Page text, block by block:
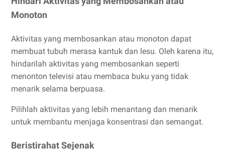
Monoton
Aktivitas yang membosankan atau monoton dapat
membuat tubuh merasa kantuk dan lesu. Oleh karena itu,
hindarilah aktivitas yang membosankan seperti
menonton televisi atau membaca buku yang tidak
menarik selama berpuasa.
Pilihlah aktivitas yang lebih menantang dan menarik
untuk membantu menjaga konsentrasi dan semangat.
Beristirahat Sejenak